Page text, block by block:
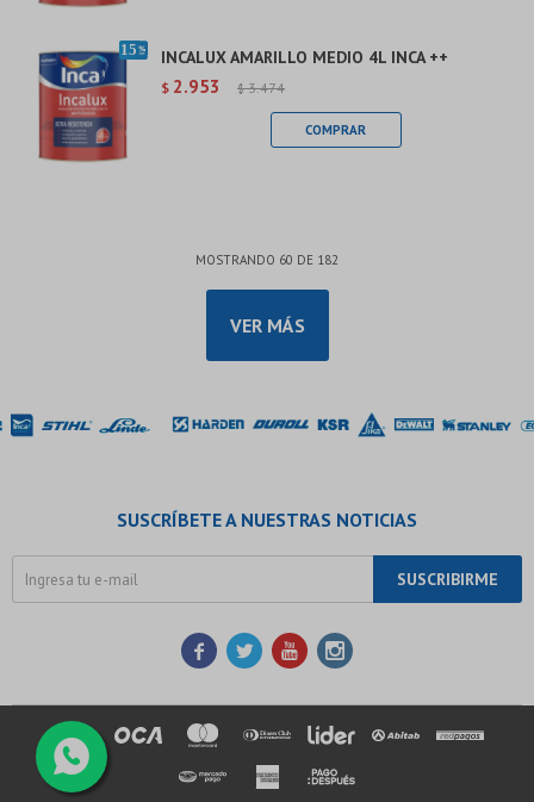
INCALUX AMARILLO MEDIO 4L INCA ++
$ 2.953 $ 3.474
MOSTRANDO 60 DE 182
VER MÁS
SUSCRÍBETE A NUESTRAS NOTICIAS
SUSCRIBIRME
   